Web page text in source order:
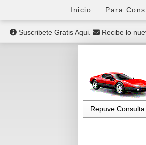
Inicio Para
Suscribete Gratis Aqui. Recibe lo
Repuve Consulta